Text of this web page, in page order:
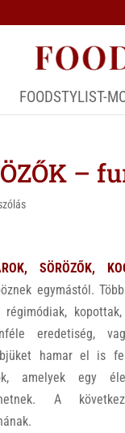
FOODSTYLIST-
–
SÖRÖZŐK,
egymástól.
régimódiak,
eredetiség,
hamar el is
amelyek egy
A